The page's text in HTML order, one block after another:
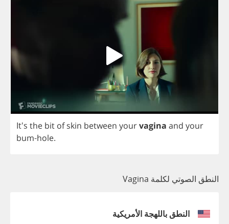
It's the bit of skin between yourvagina and your
bum-hole.
النطق الصوتي لكلمة Vagina
النطق باللهجة الأمريكية